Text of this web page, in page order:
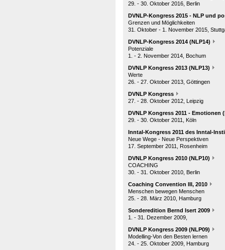
29. - 30. Oktober 2016, Berlin
DVNLP-Kongress 2015 - NLP und
Grenzen und Möglichkeiten
31. Oktober - 1. November 2015,
DVNLP-Kongress 2014 (NLP14)
Potenziale
1. - 2. November 2014, Bochum
DVNLP Kongress 2013 (NLP13)
Werte
26. - 27. Oktober 2013, Göttingen
DVNLP Kongress
27. - 28. Oktober 2012, Leipzig
DVNLP Kongress 2011 - Emotionen
29. - 30. Oktober 2011, Köln
Inntal-Kongress 2011 des Inntal-
Neue Wege - Neue Perspektiven
17. September 2011, Rosenheim
DVNLP Kongress 2010 (NLP10)
COACHING
30. - 31. Oktober 2010, Berlin
Coaching Convention III, 2010
Menschen bewegen Menschen
25. - 28. März 2010, Hamburg
Sonderedition Bernd Isert 2009
1. - 31. Dezember 2009,
DVNLP Kongress 2009 (NLP09)
Modelling-Von den Besten lernen
24. - 25. Oktober 2009, Hamburg